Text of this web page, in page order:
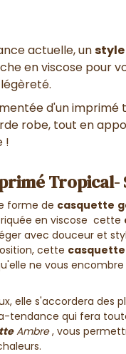
actuelle, un
enviscose pour
.
d'un imprimé
robe, tout en
!
Tropical-
forme de casquette
en viscose cette
avec douceur et
cette casquette
ne vous
, elle s'accordera des
tendance qui fera
Ambre, vous